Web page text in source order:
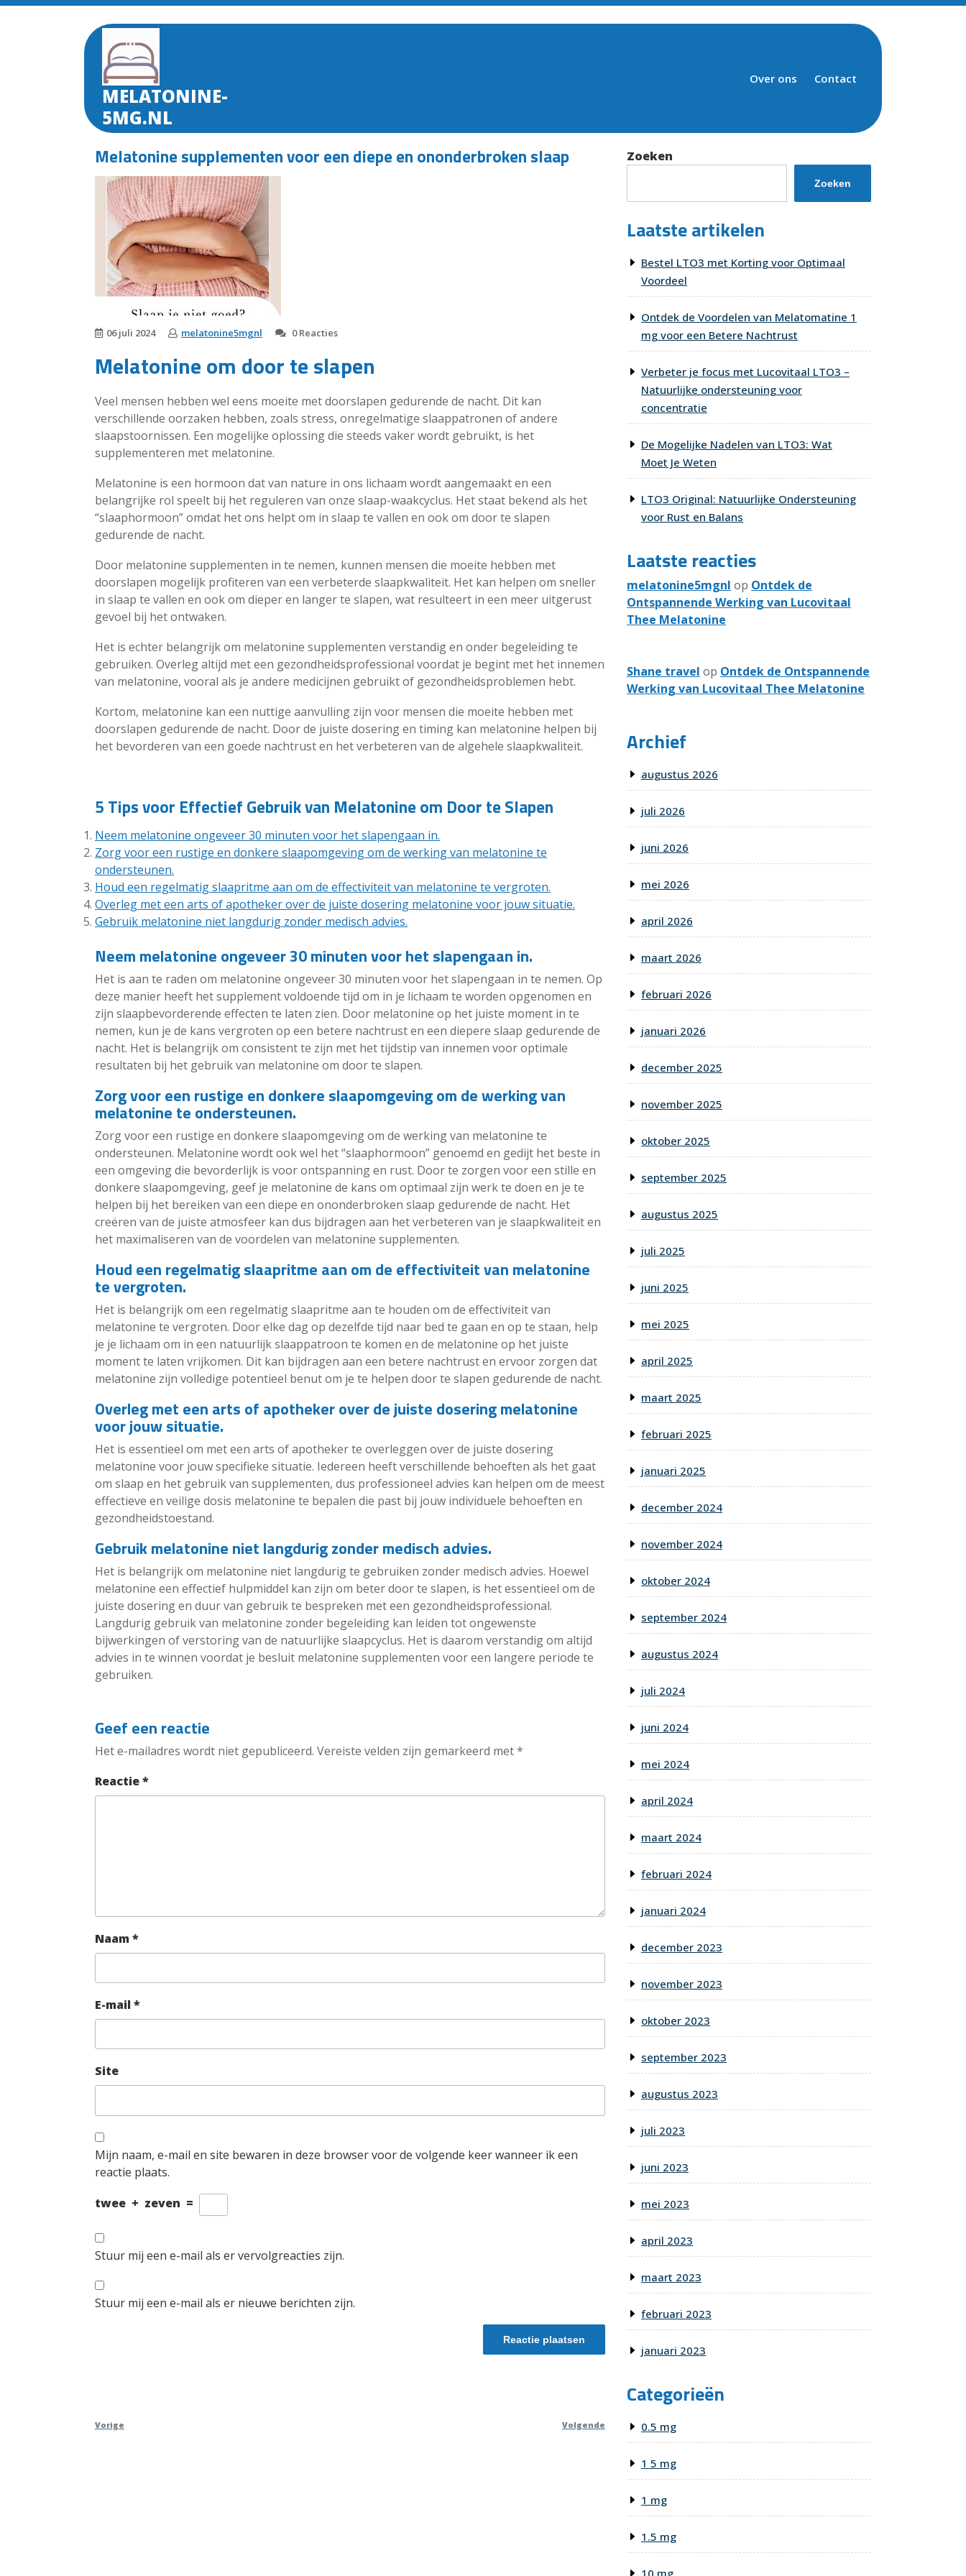
Skip
MELATONINE-
5MG.NL
Over ons Contact
Melatonine supplementen voor een diepe en ononderbroken slaap
06 juli 2024 melatonine5mgnl 0 Reacties
Melatonine om door te slapen
Veel mensen hebben wel eens moeite met doorslapen gedurende de nacht. Dit kan
verschillende oorzaken hebben, zoals stress, onregelmatige slaappatronen of andere
slaapstoornissen. Een mogelijke oplossing die steeds vaker wordt gebruikt, is het
supplementeren met melatonine.
Melatonine is een hormoon dat van nature in ons lichaam wordt aangemaakt en een
belangrijke rol speelt bij het reguleren van onze slaap-waakcyclus. Het staat bekend als het
“slaaphormoon” omdat het ons helpt om in slaap te vallen en ook om door te slapen
gedurende de nacht.
Door melatonine supplementen in te nemen, kunnen mensen die moeite hebben met
doorslapen mogelijk profiteren van een verbeterde slaapkwaliteit. Het kan helpen om sneller
in slaap te vallen en ook om dieper en langer te slapen, wat resulteert in een meer uitgerust
gevoel bij het ontwaken.
Het is echter belangrijk om melatonine supplementen verstandig en onder begeleiding te
gebruiken. Overleg altijd met een gezondheidsprofessional voordat je begint met het innemen
van melatonine, vooral als je andere medicijnen gebruikt of gezondheidsproblemen hebt.
Kortom, melatonine kan een nuttige aanvulling zijn voor mensen die moeite hebben met
doorslapen gedurende de nacht. Door de juiste dosering en timing kan melatonine helpen bij
het bevorderen van een goede nachtrust en het verbeteren van de algehele slaapkwaliteit.
5 Tips voor Effectief Gebruik van Melatonine om Door te Slapen
Neem melatonine ongeveer 30 minuten voor het slapengaan in.
Zorg voor een rustige en donkere slaapomgeving om de werking van melatonine te
ondersteunen.
Houd een regelmatig slaapritme aan om de effectiviteit van melatonine te vergroten.
Overleg met een arts of apotheker over de juiste dosering melatonine voor jouw situatie.
Gebruik melatonine niet langdurig zonder medisch advies.
Neem melatonine ongeveer 30 minuten voor het slapengaan in.
Het is aan te raden om melatonine ongeveer 30 minuten voor het slapengaan in te nemen. Op
deze manier heeft het supplement voldoende tijd om in je lichaam te worden opgenomen en
zijn slaapbevorderende effecten te laten zien. Door melatonine op het juiste moment in te
nemen, kun je de kans vergroten op een betere nachtrust en een diepere slaap gedurende de
nacht. Het is belangrijk om consistent te zijn met het tijdstip van innemen voor optimale
resultaten bij het gebruik van melatonine om door te slapen.
Zorg voor een rustige en donkere slaapomgeving om de werking van
melatonine te ondersteunen.
Zorg voor een rustige en donkere slaapomgeving om de werking van melatonine te
ondersteunen. Melatonine wordt ook wel het “slaaphormoon” genoemd en gedijt het beste in
een omgeving die bevorderlijk is voor ontspanning en rust. Door te zorgen voor een stille en
donkere slaapomgeving, geef je melatonine de kans om optimaal zijn werk te doen en je te
helpen bij het bereiken van een diepe en ononderbroken slaap gedurende de nacht. Het
creëren van de juiste atmosfeer kan dus bijdragen aan het verbeteren van je slaapkwaliteit en
het maximaliseren van de voordelen van melatonine supplementen.
Houd een regelmatig slaapritme aan om de effectiviteit van melatonine
te vergroten.
Het is belangrijk om een regelmatig slaapritme aan te houden om de effectiviteit van
melatonine te vergroten. Door elke dag op dezelfde tijd naar bed te gaan en op te staan, help
je je lichaam om in een natuurlijk slaappatroon te komen en de melatonine op het juiste
moment te laten vrijkomen. Dit kan bijdragen aan een betere nachtrust en ervoor zorgen dat
melatonine zijn volledige potentieel benut om je te helpen door te slapen gedurende de nacht.
Overleg met een arts of apotheker over de juiste dosering melatonine
voor jouw situatie.
Het is essentieel om met een arts of apotheker te overleggen over de juiste dosering
melatonine voor jouw specifieke situatie. Iedereen heeft verschillende behoeften als het gaat
om slaap en het gebruik van supplementen, dus professioneel advies kan helpen om de meest
effectieve en veilige dosis melatonine te bepalen die past bij jouw individuele behoeften en
gezondheidstoestand.
Gebruik melatonine niet langdurig zonder medisch advies.
Het is belangrijk om melatonine niet langdurig te gebruiken zonder medisch advies. Hoewel
melatonine een effectief hulpmiddel kan zijn om beter door te slapen, is het essentieel om de
juiste dosering en duur van gebruik te bespreken met een gezondheidsprofessional.
Langdurig gebruik van melatonine zonder begeleiding kan leiden tot ongewenste
bijwerkingen of verstoring van de natuurlijke slaapcyclus. Het is daarom verstandig om altijd
advies in te winnen voordat je besluit melatonine supplementen voor een langere periode te
gebruiken.
Geef een reactie
Het e-mailadres wordt niet gepubliceerd. Vereiste velden zijn gemarkeerd met*
Reactie*
Naam *
E-mail *
Site
Mijn naam, e-mail en site bewaren in deze browser voor de volgende keer wanneer ik een
reactie plaats.
twee + zeven =
Stuur mij een e-mail als er vervolgreacties zijn.
Stuur mij een e-mail als er nieuwe berichten zijn.
Berichtnavigatie
Vorig
Vorige
Volgend
bericht
Volgende
Zoeken
Zoeken
Laatste artikelen
Bestel LTO3 met Korting voor Optimaal
Voordeel
Ontdek de Voordelen van Melatomatine 1
mg voor een Betere Nachtrust
Verbeter je focus met Lucovitaal LTO3 –
Natuurlijke ondersteuning voor
concentratie
De Mogelijke Nadelen van LTO3: Wat
Moet Je Weten
LTO3 Original: Natuurlijke Ondersteuning
voor Rust en Balans
Laatste reacties
melatonine5mgnl op Ontdek de
Ontspannende Werking van Lucovitaal
Thee Melatonine
Shane travel op Ontdek de Ontspannende
Werking van Lucovitaal Thee Melatonine
Archief
augustus 2026
juli 2026
juni 2026
mei 2026
april 2026
maart 2026
februari 2026
januari 2026
december 2025
november 2025
oktober 2025
september 2025
augustus 2025
juli 2025
juni 2025
mei 2025
april 2025
maart 2025
februari 2025
januari 2025
december 2024
november 2024
oktober 2024
september 2024
augustus 2024
juli 2024
juni 2024
mei 2024
april 2024
maart 2024
februari 2024
januari 2024
december 2023
november 2023
oktober 2023
september 2023
augustus 2023
juli 2023
juni 2023
mei 2023
april 2023
maart 2023
februari 2023
januari 2023
Categorieën
0.5 mg
1 5 mg
1 mg
1.5 mg
10 mg